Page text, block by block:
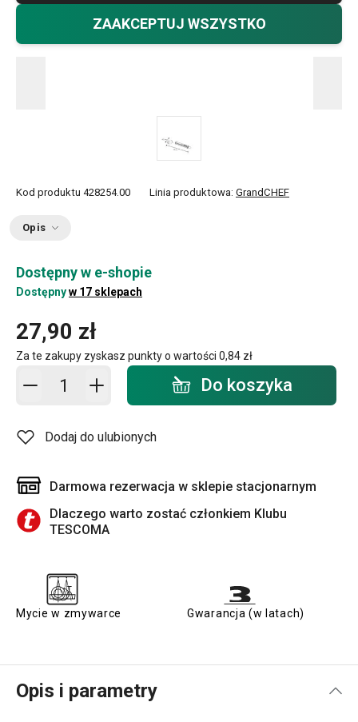
ZAAKCEPTUJ WSZYSTKO
Kod produktu 428254.00 Linia produktowa: GrandCHEF
Opis
Dostępny w e-shopie
Dostępnyw 17 sklepach
27,90 zł
Za te zakupy zyskasz punkty o wartości 0,84 zł
Dodaj do koszyka - ilość Do koszyka
Dodaj do ulubionych
Darmowa rezerwacja w sklepie stacjonarnym
Dlaczego warto zostać członkiem Klubu
TESCOMA
Mycie w zmywarce Gwarancja (w latach)
Opis i parametry